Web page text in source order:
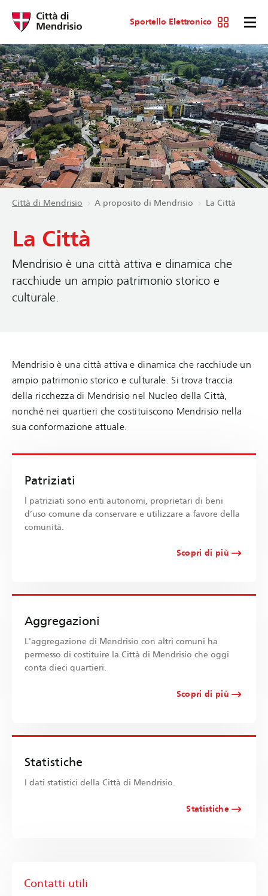
Sportello Elettronico
Città di Mendrisio A proposito di Mendrisio La Città
La Città
Mendrisio è una città attiva e dinamica che
racchiude un ampio patrimonio storico e
culturale.
Mendrisio è una città attiva e dinamica che racchiude un
ampio patrimonio storico e culturale. Si trova traccia
della ricchezza di Mendrisio nel Nucleo della Città,
nonché nei quartieri che costituiscono Mendrisio nella
sua conformazione attuale.
Patriziati
l patriziati sono enti autonomi, proprietari di beni
d’uso comune da conservare e utilizzare a favore della
comunità.
Scopri di più
Aggregazioni
L'aggregazione di Mendrisio con altri comuni ha
permesso di costituire la Città di Mendrisio che oggi
conta dieci quartieri.
Scopri di più
Statistiche
I dati statistici della Città di Mendrisio.
Statistiche
Contatti utili